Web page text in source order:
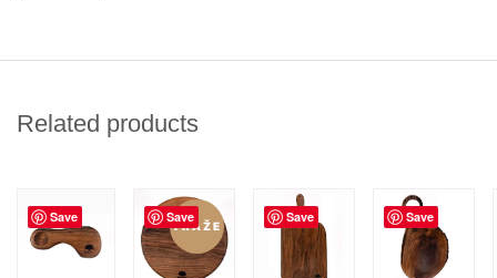
Related products
Save Save
TRAŽE
Save Save